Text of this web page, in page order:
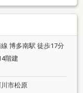
120ｍ）◇マックス
220ｍ）◇セブンイ
5分（約380ｍ）
徒歩約6分（約420
で徒歩約6分（約
約160ｍ）◇那珂
ｍ）※ＣＧ加工
線 博多南駅 徒歩17分
階建
市松原